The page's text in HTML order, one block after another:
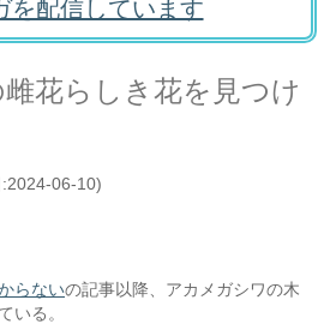
を配信しています
花らしき花を見つけ
2024-06-10)
らないの記事以降、アカメガシワの木
いる。